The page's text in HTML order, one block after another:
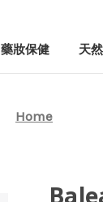
藥妝保健 天
Home